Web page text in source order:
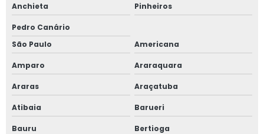
Fundo de garantia digital
Plataforma fgts digital
Serviço de contabilidade em sp
Serviço de contabilidade para mercados
Serviço de contabilidade para supermercados
Anchieta Pinheiros
Pedro Canário
São Paulo
Americana
Amparo Araraquara
Araras Araçatuba
Atibaia Barueri
Bauru Bertioga